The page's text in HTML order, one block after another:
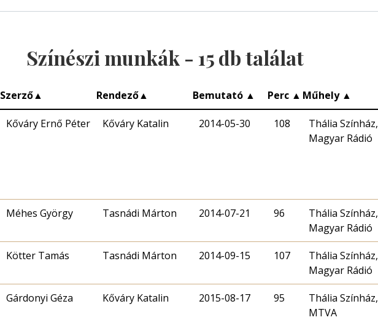
Színészi munkák - 15db találat
Szerző▲ Rendező▲ Bemutató ▲ Perc ▲ Műhely ▲
Kőváry Ernő Péter Kőváry Katalin 2014-05-30 108
Thália Színház,
Magyar Rádió
Méhes György Tasnádi Márton 2014-07-21 96
Thália Színház,
Magyar Rádió
Kötter Tamás Tasnádi Márton 2014-09-15 107
Thália Színház,
Magyar Rádió
Gárdonyi Géza Kőváry Katalin 2015-08-17 95
Thália Színház,
MTVA